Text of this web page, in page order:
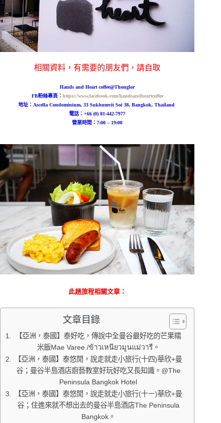
相關資料，有需要的朋友們，請自取
Hands and Heart coffee@Thonglor
FB粉絲專頁： https://www.facebook.com/handsandheartcoffee
地址：Ascella Condominium, 33 Sukhumvit Soi 38, Bangkok, Thailand
電話：+66 (0) 81-442-7977
營業時間：7:00 – 19:00
此趟旅程相 關文章：
文章目錄
【亞洲，泰國】泰好吃，傳說中全曼谷最好吃的芒果糯
米飯Mae Varee /ข้าวเหนียวมูนแม่วารี。
【亞洲，泰國】泰悠閒，說走就走小旅行(十四)華欣+曼
谷；曼谷半島酒店廚藝教室好玩好吃又長知識。@The
Peninsula Bangkok Hotel
【亞洲，泰國】泰悠閒，說走就走小旅行(十ㄧ)華欣+曼
谷；住進來就不想出去的曼谷半島酒店The Peninsula
Bangkok。